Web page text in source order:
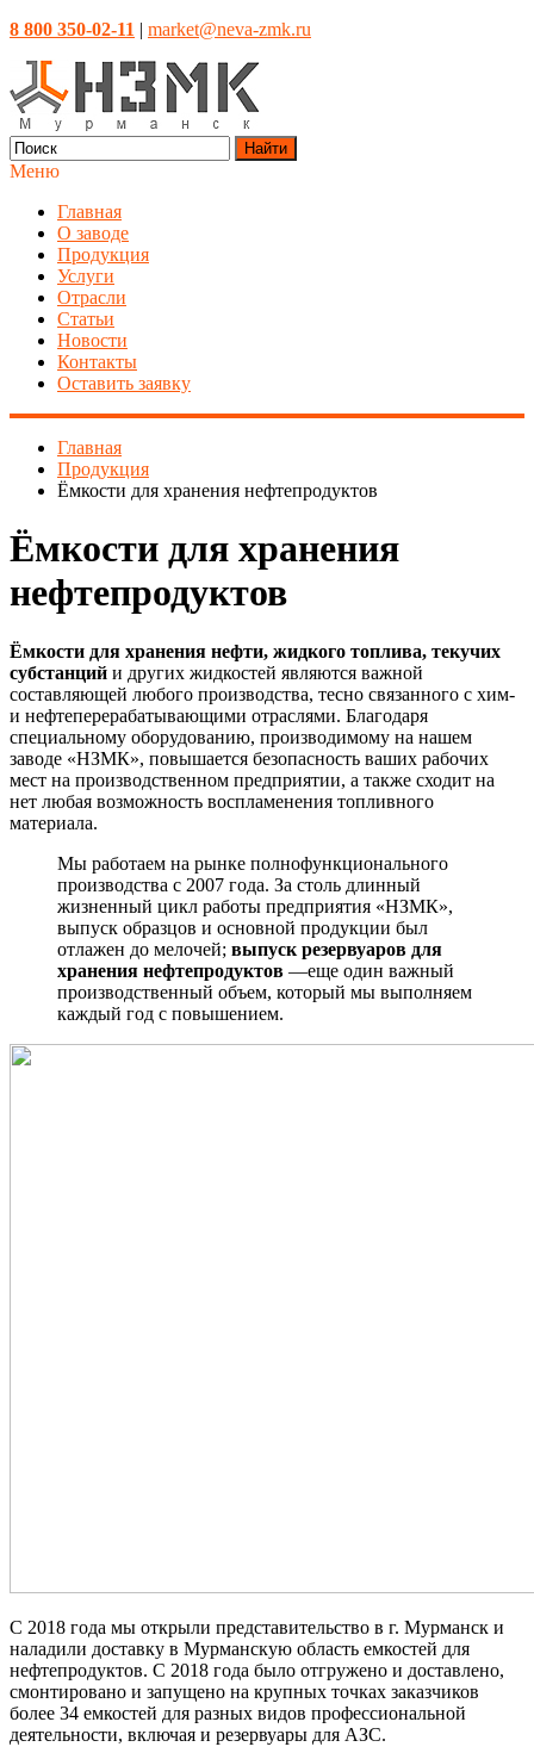
8 800 350-02-11 | market@neva-zmk.ru
Найти
Меню
Главная
О заводе
Продукция
Услуги
Отрасли
Статьи
Новости
Контакты
Оставить заявку
Главная
Продукция
Ёмкости для хранения нефтепродуктов
Ёмкости для хранения
нефтепродуктов
Ёмкости для хранения нефти, жидкого топлива, текучих
субстанций и других жидкостей являются важной
составляющей любого производства, тесно связанного с хим-
и нефтеперерабатывающими отраслями. Благодаря
специальному оборудованию, производимому на нашем
заводе «НЗМК», повышается безопасность ваших рабочих
мест на производственном предприятии, а также сходит на
нет любая возможность воспламенения топливного
материала.
Мы работаем на рынке полнофункционального
производства с 2007 года. За столь длинный
жизненный цикл работы предприятия «НЗМК»,
выпуск образцов и основной продукции был
отлажен до мелочей; выпуск резервуаров для
хранения нефтепродуктов —еще один важный
производственный объем, который мы выполняем
каждый год с повышением.
С 2018 года мы открыли представительство в г. Мурманск и
наладили доставку в Мурманскую область емкостей для
нефтепродуктов. С 2018 года было отгружено и доставлено,
смонтировано и запущено на крупных точках заказчиков
более 34 емкостей для разных видов профессиональной
деятельности, включая и резервуары для АЗС.